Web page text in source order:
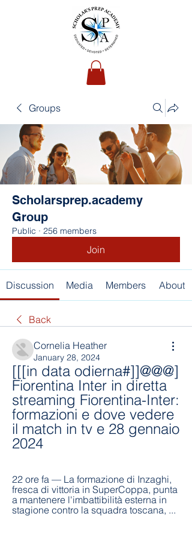
Groups
Scholarsprep.academy
Group
Public · 256 members
Join
Discussion Media Members About
Back
Cornelia Heather
January 28, 2024
[[[in data odierna#]]@@@]
Fiorentina Inter in diretta
streaming Fiorentina-Inter:
formazioni e dove vedere
il match in tv e 28 gennaio
2024
22 ore fa — La formazione di Inzaghi,
fresca di vittoria in SuperCoppa, punta
a mantenere l'imbattibilità esterna in
stagione contro la squadra toscana, ...